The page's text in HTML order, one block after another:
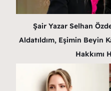
Şair Yazar Selhan
Aldatıldım, Eşimin Beyin
Hakkımı